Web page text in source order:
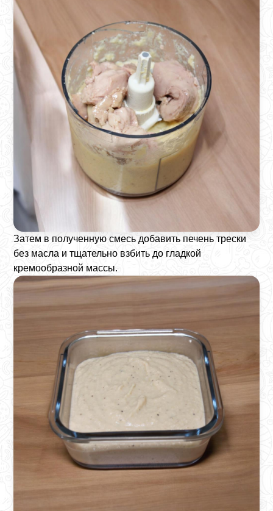
Затем в полученную смесь добавить печень трески
без масла и тщательно взбить до гладкой
кремообразной массы.